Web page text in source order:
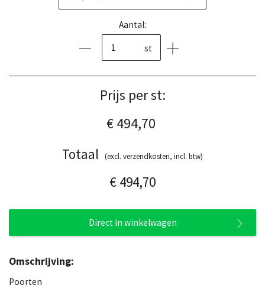
Aantal:
st
Prijs per st:
€ 494,70
Totaal
(excl. verzendkosten, incl. btw)
€ 494,70
Direct in winkelwagen
Omschrijving:
Poorten